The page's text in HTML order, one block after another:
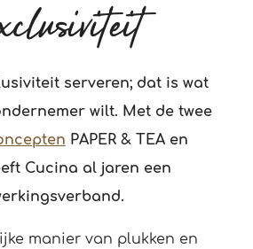
serveren; dat is wat
wilt. Met de twee
PAPER & TEA en
Cucina al jaren een
manier van plukken en